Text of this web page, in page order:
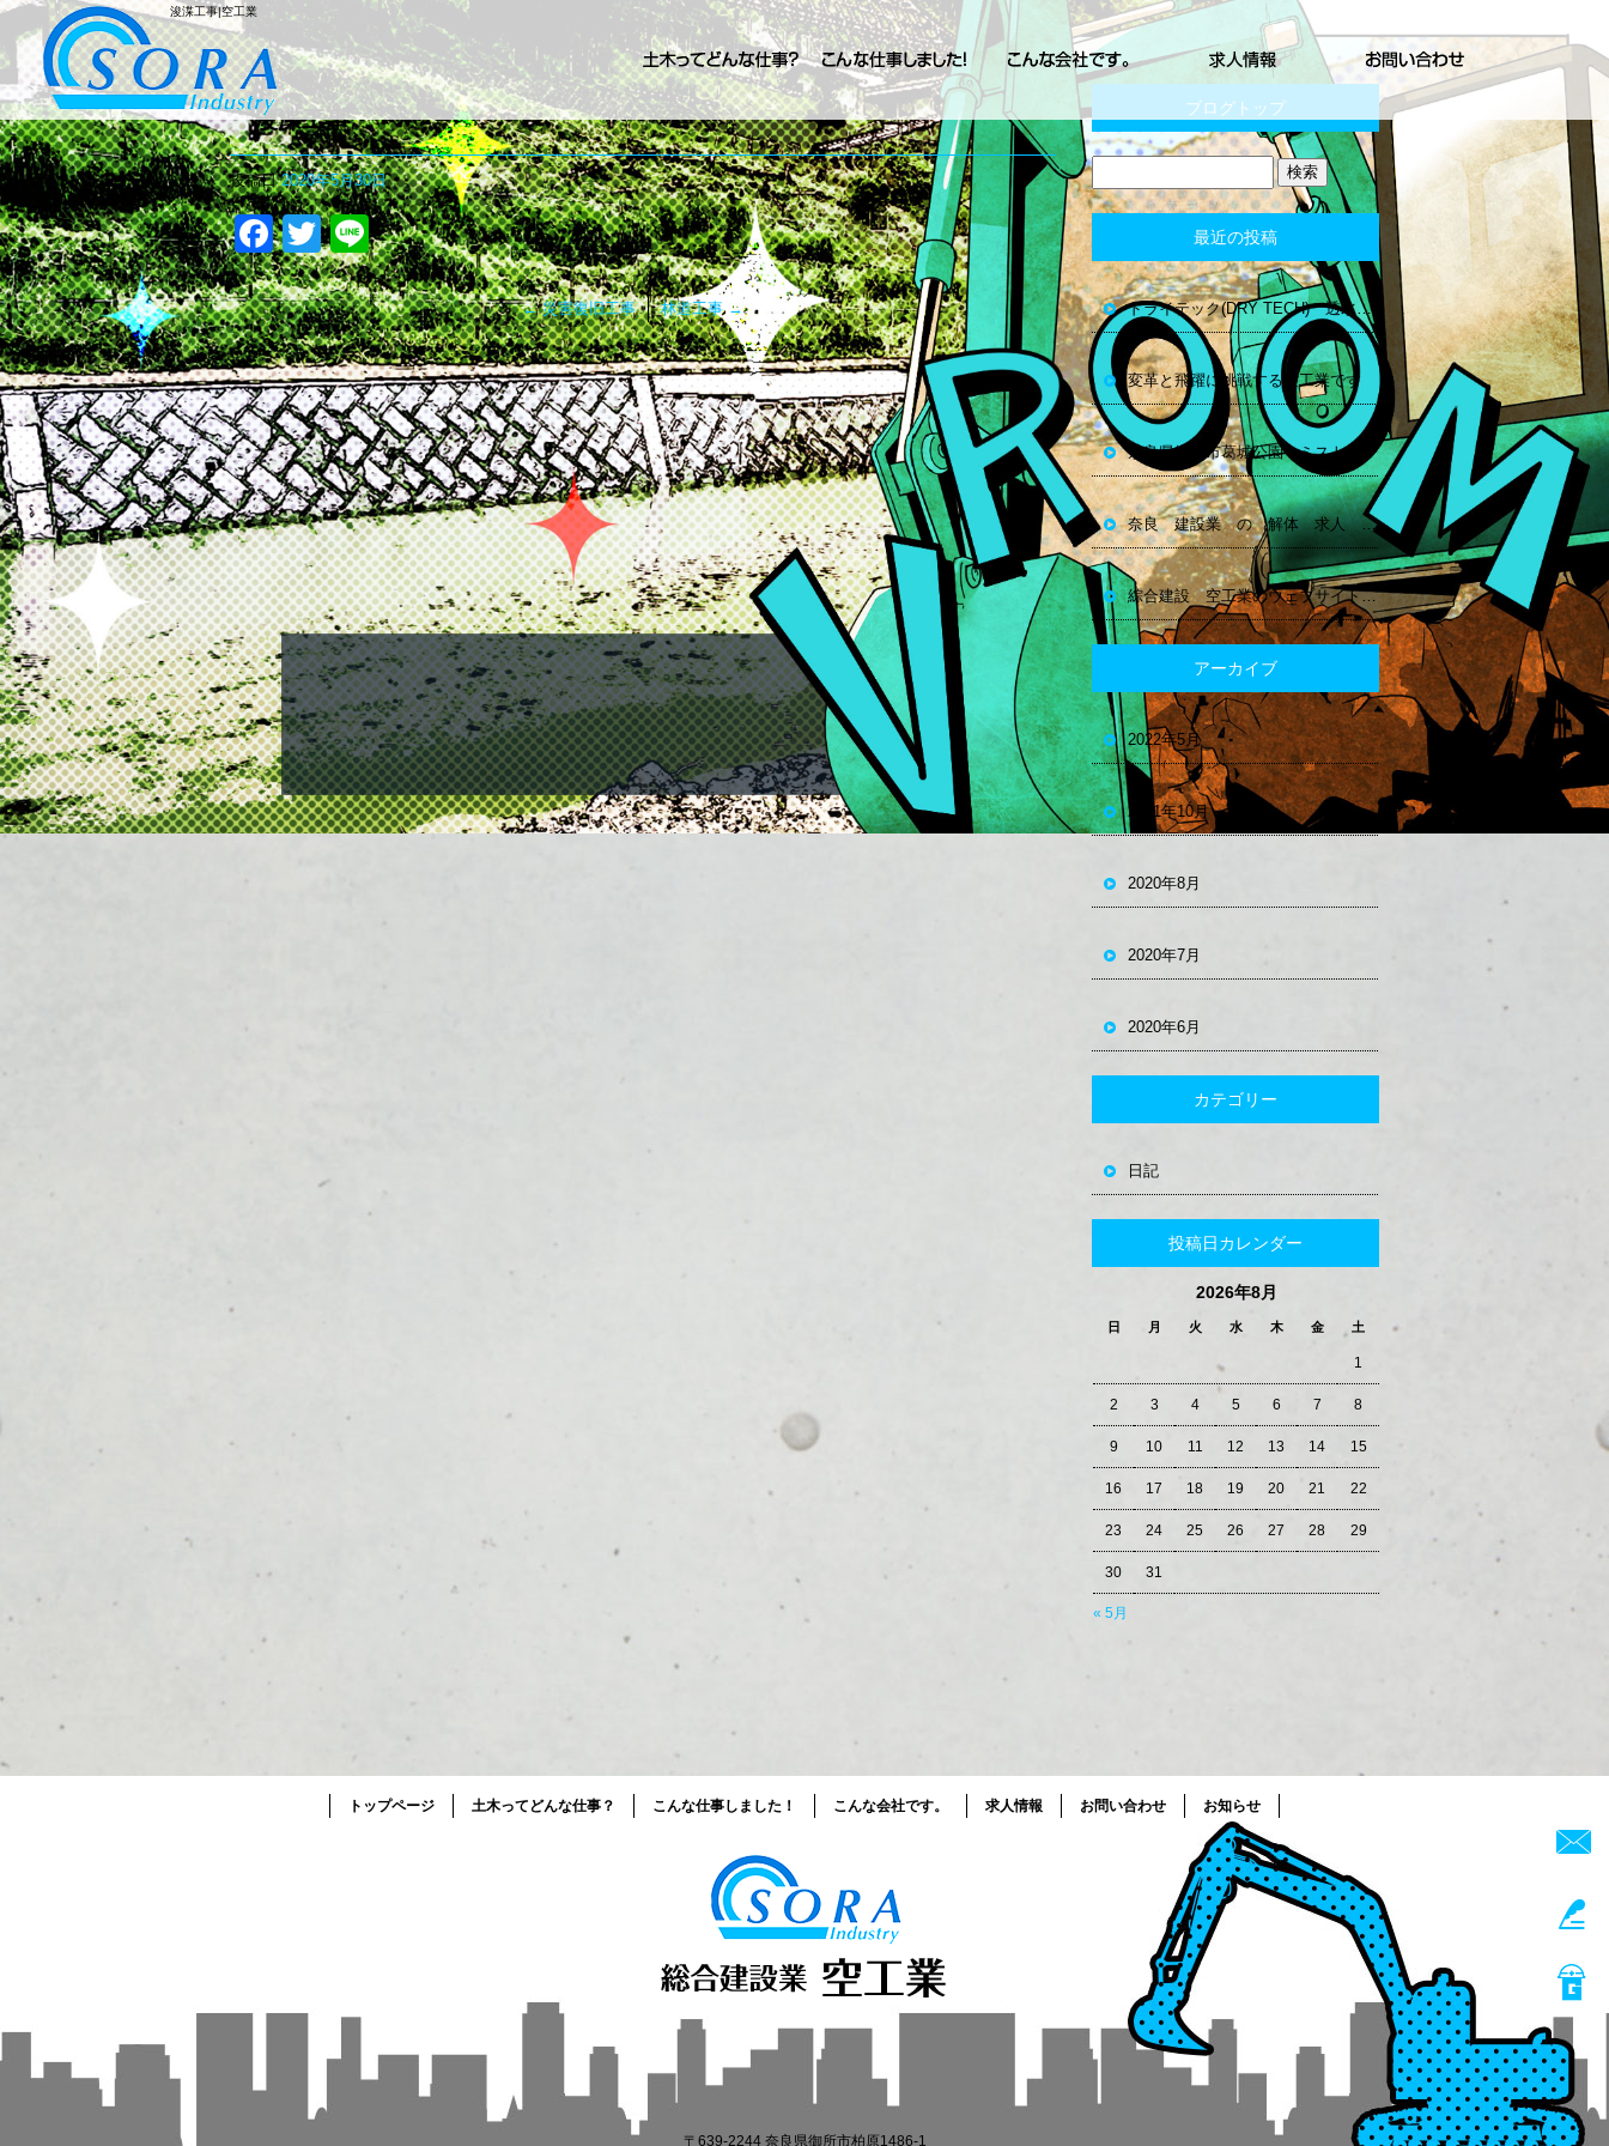
浚渫工事|空工業
浚渫工事
投稿日 2020年5月30日
Facebook
Twitter
Line
←災害復旧工事 林道工事 →
ブログトップ
最近の投稿
ドライテック(DRY TECH) 透水性コンクリート 奈良
変革と飛躍に挑戦する空工業です
奈良県御所市葛城公園 ミスト
奈良 建設業 の 解体 求人 空工業
綜合建設 空工業のウェブサイトできました。
アーカイブ
2022年5月
2021年10月
2020年8月
2020年7月
2020年6月
カテゴリー
日記
投稿日カレンダー
2026年8月
日 月 火 水 木 金 土
« 5月
1
2 3 4 5 6 7 8
9 10 11 12 13 14 15
16 17 18 19 20 21 22
23 24 25 26 27 28 29
30 31
トップページ 土木ってどんな仕事？ こんな仕事しました！ こんな会社です。 求人情報 お問い合わせ お知らせ
〒639-2244 奈良県御所市柏原1486-1